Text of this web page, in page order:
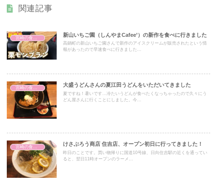
関連記事
宮崎の食事処
新山いちご園（しんやまCafee’）の新作を食べに行きました
高鍋町の新山いちご園さんで新作のアイスクリームが販売されたという情
報があったので早速食べに行きました...
宮崎の食事処
大盛うどんさんの夏江田うどんをいただいてきました
夏ですね！暑いです…冷たいうどんが食べたくなっちゃったので久々にう
どん屋さんに行くことにしました。今...
宮崎の食事処
けさぶろう商店 住吉店、オープン初日に行ってきました！
昨日のことです。買い物帰りに国道10号線、日向住吉駅の近くを通ってい
ると、翌日11時オープンのラーメ...